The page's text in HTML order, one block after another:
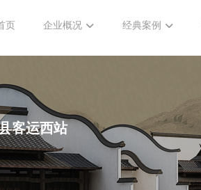
页 企业概况 经典案例
客运西站